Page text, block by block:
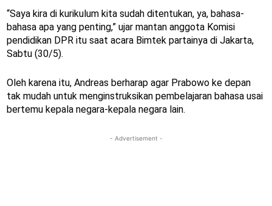
“Saya kira di kurikulum kita sudah ditentukan, ya, bahasa-
bahasa apa yang penting,” ujar mantan anggota Komisi
pendidikan DPR itu saat acara Bimtek partainya di Jakarta,
Sabtu (30/5).
Oleh karena itu, Andreas berharap agar Prabowo ke depan
tak mudah untuk menginstruksikan pembelajaran bahasa usai
bertemu kepala negara-kepala negara lain.
- Advertisement -